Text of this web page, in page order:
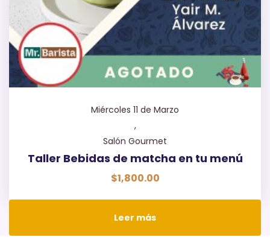
Miércoles 11 de Marzo
,
Salón Gourmet
Taller Bebidas de matcha en tu menú
$1,800.00
Leer más